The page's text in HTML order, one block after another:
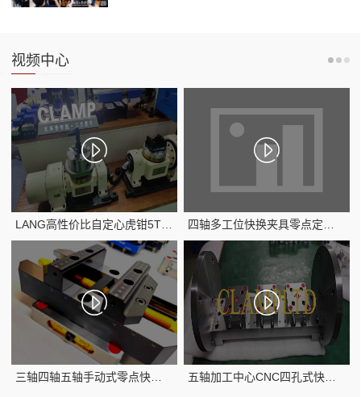
视频中心
三轴四轴五轴手动式零点快换系统制自定心虎钳应用视频 五轴加工中心CNC四孔式快换快速定位系统